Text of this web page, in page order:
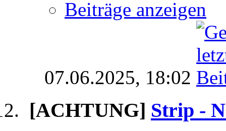
Beiträge anzeigen
07.06.2025, 18:02
[ACHTUNG] Strip -